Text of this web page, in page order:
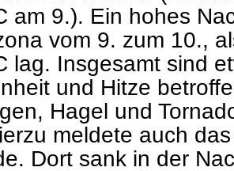
am 9.). Ein hohes
vom 9. zum 10.,
lag. Insgesamt sind
und Hitze
Hagel und
meldete auch
Dort sank in der